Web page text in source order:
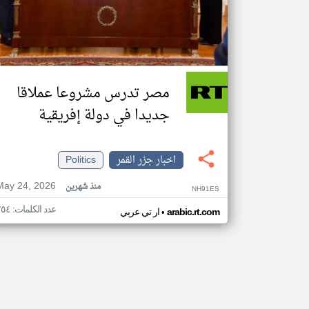
مصر تدرس مشروعا عملاقا
جديدا في دولة إفريقية
اخبار جزر القمر
Politics
24, 2026
منذ شهرين NH91ES
ار تي عربي• arabic.rt.com عدد الكلمات: ٢٥٤